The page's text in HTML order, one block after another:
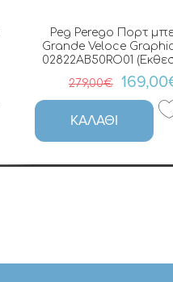
Peg Perego Πορτ
Grande Veloce
02822AB50RO01
279,00€
ΚΑΛΆΘΙ